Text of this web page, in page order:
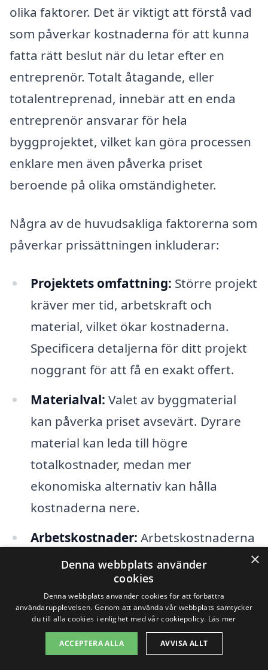
olika faktorer. Det är viktigt att förstå vad
som påverkar kostnaderna för att kunna
fatta rätt beslut när du letar efter en
entreprenör. Totalt åtagande, eller
totalentreprenad, innebär att en enda
entreprenör ansvarar för hela
byggprojektet, vilket kan göra processen
enklare men även påverka priset
beroende på olika omständigheter.
Några av de huvudsakliga faktorerna som
påverkar prissättningen inkluderar:
Projektets omfattning: Större projekt
kräver mer tid, arbetskraft och
material, vilket ökar kostnaderna.
Specificera detaljerna för ditt projekt
noggrant för att få en exakt offert.
Materialval: Valet av byggmaterial
kan påverka priset avsevärt. Dyrare
material kan leda till högre
totalkostnader, medan mer
ekonomiska alternativ kan hålla
kostnaderna nere.
Arbetskostnader: Arbetskostnaderna
kan variera beroende på
entreprenörens erfarenhet och
omfattningen av arbete som krävs. Att
jämföra olika anbud kan ge en bättre
översikt över de aktuella kostnaderna
×
Denna webbplats använder
cookies
Denna webbplats använder cookies för att förbättra
användarupplevelsen. Genom att använda vår webbplats samtycker
du till alla cookies i enlighet med vår cookiepolicy. Läs mer
ACCEPTERA ALLA AVVISA ALLT